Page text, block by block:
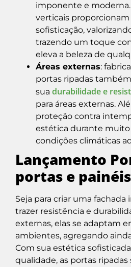
imponente e moderna.
verticais proporcionam
sofisticação,
trazendo um toque
eleva a beleza de
Áreas externas:
portas ripadas
sua durabilidade e
para áreas externas.
proteção contra
estética durante
condições climáticas
Lançamento
portas e
Seja para criar uma
trazer resistência e
externas, elas se adaptam
ambientes, agregando
Com sua estética
qualidade, as portas